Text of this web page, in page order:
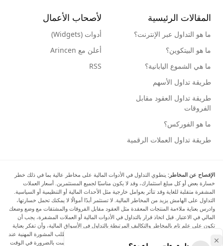
المقالات الرئيسية
ما هو التداول عبر الإنترنت؟
ما هو البيتكوين؟
ما هي الشموع اليابانية؟
طريقة تداول الأسهم
طريقة تداول العقود مقابل
الفروقات
ما هو الفوركس؟
طريقة تداول العملات الرقمية
لأصحاب الأعمال
أدوات (Widgets)
أعلن مع Arincen
RSS
الإفصاح عن المخاطر: ينطوي التداول في الأدوات المالية على مخاطر عالية بما في ذلك خطر
خسارة بعض أو كل مبلغ استثمارك، وقد لا يكون مناسبًا لجميع المستثمرين. أسعار العملات
المشفرة متقلبة للغاية وقد تتأثر بعوامل خارجية مثل الأحداث المالية أو التنظيمية أو السياسية.
التداول على الهامش يزيد من المخاطر المالية. لا تستثمر أبدًا أموالًا لا يمكنك تحمل خسارتها،
وادرس بعناية ملاءمة المنتجات المعقدة مثل العقود مقابل الفروقات والمشتقات مع وضع وضعك
المالي في الاعتبار. قبل اتخاذ قرار بالتداول في الأدوات المالية أو العملات المشفرة، يجب أن
تكون على علم تام بالمخاطر والتكاليف المرتبطة بالتداول في الأسواق المالية، وأن تفكر بعناية
في أهدافك الاستثمارية ومستوى خبرتك ورغبتك في المخاطرة، وأن تطلب المشورة المهنية عند
الحاجة. تود Arincen أن تذكرك بأن البيانات الواردة في هذا الموقع ليست بالضرورة في الوقت